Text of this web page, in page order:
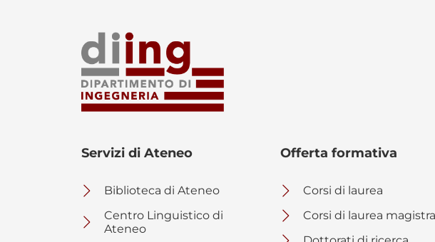
Servizi di Ateneo
Biblioteca di Ateneo
Centro Linguistico di
Ateneo
Offerta formativa
Corsi di laurea
Corsi di laurea